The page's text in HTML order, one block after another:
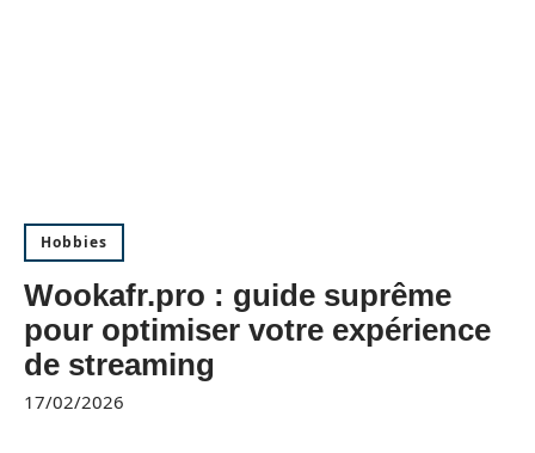
Hobbies
Wookafr.pro : guide suprême
pour optimiser votre expérience
de streaming
17/02/2026